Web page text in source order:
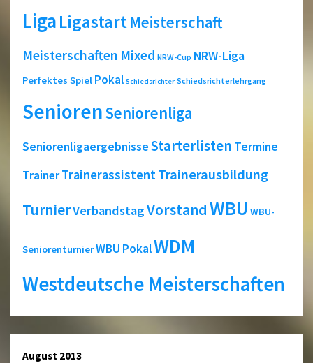
LigaLigastartMeisterschaft
Meisterschaften Mixed NRW-Cup NRW-Liga
Perfektes Spiel Pokal Schiedsrichter Schiedsrichterlehrgang
SeniorenSeniorenliga
SeniorenligaergebnisseStarterlisten Termine
TrainerTrainerassistentTrainerausbildung
TurnierVerbandstagVorstandWBU WBU-
SeniorenturnierWBU PokalWDM
Westdeutsche Meisterschaften
August 2013